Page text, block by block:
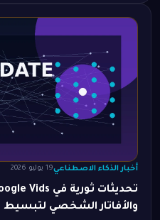
أخبار الذكاء الاصطناعي19 يوليو 2026
والأفاتار الشخصي لتبسيط